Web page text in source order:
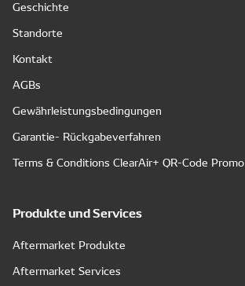
Geschichte
Standorte
Kontakt
AGBs
Gewährleistungsbedingungen
Garantie- Rückgabeverfahren
Terms & Conditions ClearAir+ QR-Code Promo
Produkte und Services
Aftermarket Produkte
Aftermarket Services